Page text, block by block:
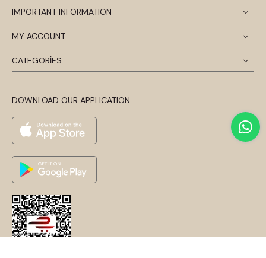
IMPORTANT INFORMATION
MY ACCOUNT
CATEGORİES
DOWNLOAD OUR APPLICATION